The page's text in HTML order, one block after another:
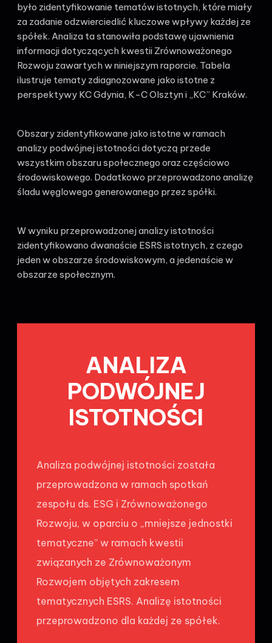
ANALIZA
PODWÓJNEJ
ISTOTNOŚCI
Analiza podwójnej istotności została
przeprowadzona w ramach spotkań
zespołu ds. ESG i Zrównoważonego
Rozwoju, w oparciu o „mniejsze jednostki
tematyczne” w ramach kwestii
związanych ze Zrównoważonym
Rozwojem objętych zakresem
tematycznych ESRS. Analizę istotności
przeprowadzono dla każdej ze spółek.
było zidentyfikowanie tematów istotnych, które miały
za zadanie odzwierciedlić kluczowe wpływy każdej ze
spółek. Analiza ta stanowiła podstawę ujawnienia
informacji dotyczących kwestii Zrównoważonego
Rozwoju zawartych w niniejszym raporcie. Tabela
ilustruje tematy zdiagnozowane jako istotne z
perspektywy KC Gdynia, K-C Olsztyn i „KC” Kraków.
Obszary zidentyfikowane jako istotne w ramach
analizy podwójnej istotności dotyczą przede
wszystkim obszaru społecznego oraz częściowo
środowiskowego. Dodatkowo przeprowadzono analizę
śladu węglowego generowanego przez spółki.
W wyniku przeprowadzonej analizy istotności
zidentyfikowano dwanaście ESRS istotnych, z czego
jeden w obszarze środowiskowym, a jedenaście w
obszarze społecznym.